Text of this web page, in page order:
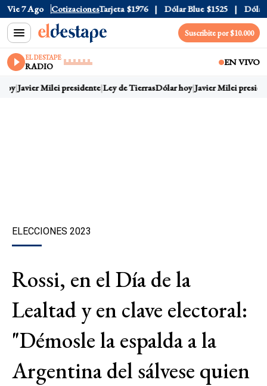
Vie 7 Ago Cotizaciones
$1520 Dólar Tarjeta $1976 Dólar Blue $1525 Dólar
Suscribite por $10.000
EL DESTAPE
RADIO EN VIVO
Javier Milei presidente Ley de TierrasDólar hoy Javier Milei
ELECCIONES 2023
Rossi, en el Día de la
Lealtad y en clave electoral:
"Démosle la espalda a la
Argentina del sálvese quien